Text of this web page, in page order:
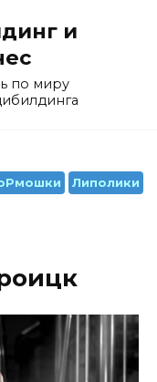
и
по миру
Липолики